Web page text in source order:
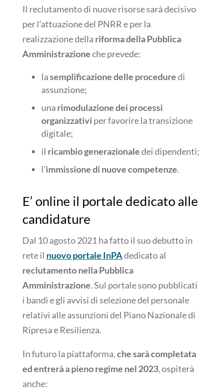
Il reclutamento di nuove risorse sarà decisivo
per l’attuazione del PNRR e per la
realizzazione della riforma della Pubblica
Amministrazioneche prevede:
lasemplificazione delle proceduredi
assunzione;
una rimodulazione dei processi
organizzativi per favorire la transizione
digitale;
il ricambio generazionaledei dipendenti;
l’immissione di nuove competenze.
E’ online il portale dedicato alle
candidature
Dal 10 agosto 2021 ha fatto il suo debutto in
rete il nuovo portale InPAdedicato al
reclutamento nella Pubblica
Amministrazione. Sul portale sono pubblicati
i bandi e gli avvisi di selezione del personale
relativi alle assunzioni del Piano Nazionale di
Ripresa e Resilienza.
In futuro la piattaforma,che sarà completata
ed entrerà a pieno regime nel 2023, ospiterà
anche: